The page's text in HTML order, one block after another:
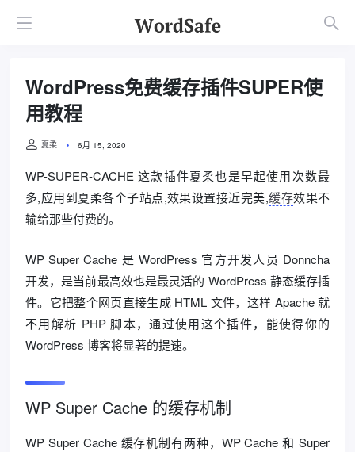
WordPress免费缓存插件SUPER使
用教程
夏柔 6月 15, 2020
WP-SUPER-CACHE 这款插件夏柔也是早起使用次数最
多,应用到夏柔各个子站点,效果设置接近完美,缓存效果不
输给那些付费的。
WP Super Cache 是 WordPress 官方开发人员 Donncha
开发，是当前最高效也是最灵活的 WordPress 静态缓存插
件。它把整个网页直接生成 HTML 文件，这样 Apache 就
不用解析 PHP 脚本，通过使用这个插件，能使得你的
WordPress 博客将显著的提速。
WP Super Cache 的缓存机制
WP Super Cache 缓存机制有两种，WP Cache 和 Super